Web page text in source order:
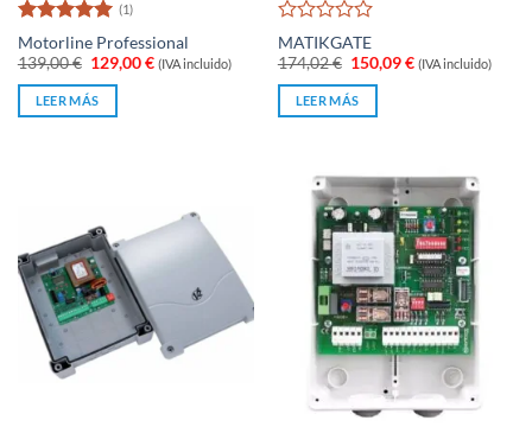
Valorado
con5de 5
(1)
Motorline Professional
139,00€ El
precio
original
era:
139,00 €.
129,00€El
precio
(IVA incluido)
LEER MÁS
Valorado
con
0
5
MATIKGATE
174,02€ El
precio
original
era:
174,02 €.
150,09€El
precio
(IVA incluido)
LEER MÁS